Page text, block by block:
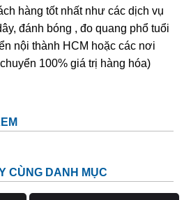
hàng tốt nhất như các dịch vụ
đánh bóng , đo quang phổ tuổi
nội thành HCM hoặc các nơi
100% giá trị hàng hóa)
CÙNG DANH MỤC